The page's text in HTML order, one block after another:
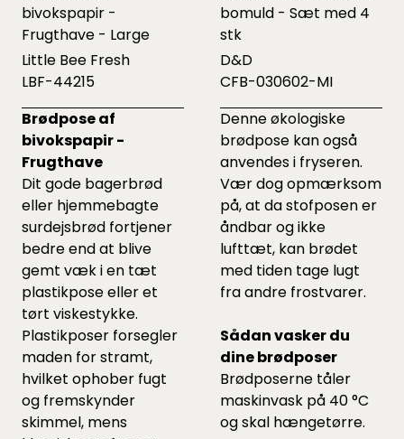
bivokspapir -
Frugthave - Large
Little Bee Fresh
LBF-44215
Brødpose af
bivokspapir -
Frugthave
Dit gode bagerbrød
eller hjemmebagte
surdejsbrød fortjener
bedre end at blive
gemt væk i en tæt
plastikpose eller et
tørt viskestykke.
Plastikposer forsegler
maden for stramt,
hvilket ophober fugt
og fremskynder
skimmel, mens
bomuld - Sæt med 4
stk
D&D
CFB-030602-MI
Denne økologiske
brødpose kan også
anvendes i fryseren.
Vær dog opmærksom
på, at da stofposen er
åndbar og ikke
lufttæt, kan brødet
med tiden tage lugt
fra andre frostvarer.
Sådan vasker du
dine brødposer
Brødposerne tåler
maskinvask på 40 °C
og skal hængetørre.